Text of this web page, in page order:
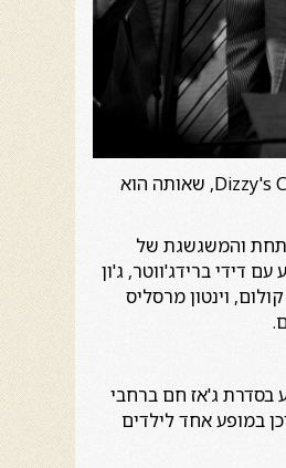
Dizzy's Club Coca-Cola, שאותה הוא
והמשגשגת של
עם דידי ברידג'ווטר, ג'ון
וינטון מרסליס
בסדרת ג'אז חם ברחבי
במופע אחד לילדים